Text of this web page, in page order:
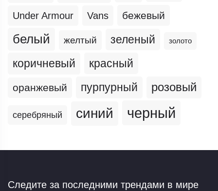
Under Armour Vans бежевый
белый желтый зеленый золото
коричневый красный
оранжевый пурпурный розовый
серебряный синий черный
Следите за последними трендами в мире